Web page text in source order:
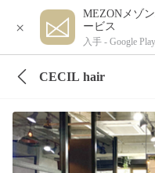
×
MEZONメゾ
ービス
入手 - Google Play
CECIL hair